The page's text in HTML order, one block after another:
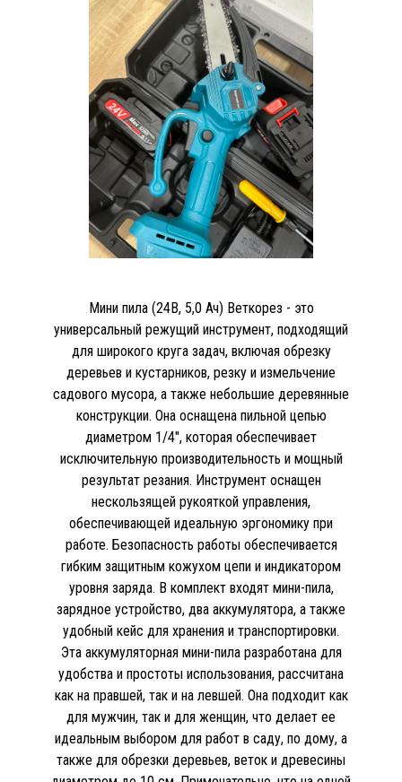
Мини пила (24В, 5,0 Ач) Веткорез - это
универсальный режущий инструмент, подходящий
для широкого круга задач, включая обрезку
деревьев и кустарников, резку и измельчение
садового мусора, а также небольшие деревянные
конструкции. Она оснащена пильной цепью
диаметром 1/4", которая обеспечивает
исключительную производительность и мощный
результат резания. Инструмент оснащен
нескользящей рукояткой управления,
обеспечивающей идеальную эргономику при
работе. Безопасность работы обеспечивается
гибким защитным кожухом цепи и индикатором
уровня заряда. В комплект входят мини-пила,
зарядное устройство, два аккумулятора, а также
удобный кейс для хранения и транспортировки.
Эта аккумуляторная мини-пила разработана для
удобства и простоты использования, рассчитана
как на правшей, так и на левшей. Она подходит как
для мужчин, так и для женщин, что делает ее
идеальным выбором для работ в саду, по дому, а
также для обрезки деревьев, веток и древесины